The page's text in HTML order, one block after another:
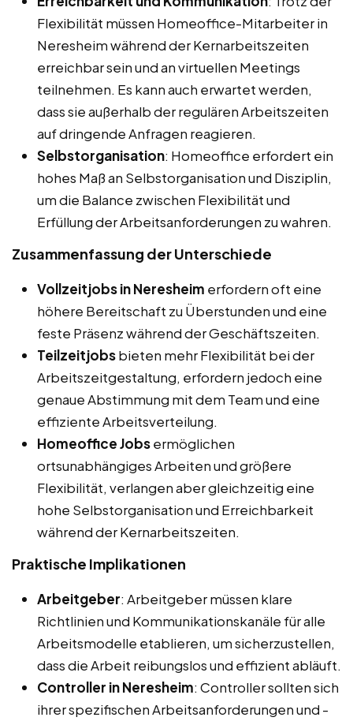
Flexibilität müssen Homeoffice-Mitarbeiter in
Neresheim während der Kernarbeitszeiten
erreichbar sein und an virtuellen Meetings
teilnehmen. Es kann auch erwartet werden,
dass sie außerhalb der regulären Arbeitszeiten
auf dringende Anfragen reagieren.
Selbstorganisation: Homeoffice erfordert ein
hohes Maß an Selbstorganisation und Disziplin,
um die Balance zwischen Flexibilität und
Erfüllung der Arbeitsanforderungen zu wahren.
Zusammenfassung der Unterschiede
Vollzeitjobs in Neresheim erfordern oft eine
höhere Bereitschaft zu Überstunden und eine
feste Präsenz während der Geschäftszeiten.
Teilzeitjobsbieten mehr Flexibilität bei der
Arbeitszeitgestaltung, erfordern jedoch eine
genaue Abstimmung mit dem Team und eine
effiziente Arbeitsverteilung.
Homeoffice Jobsermöglichen
ortsunabhängiges Arbeiten und größere
Flexibilität, verlangen aber gleichzeitig eine
hohe Selbstorganisation und Erreichbarkeit
während der Kernarbeitszeiten.
Praktische Implikationen
Arbeitgeber: Arbeitgeber müssen klare
Richtlinien und Kommunikationskanäle für alle
Arbeitsmodelle etablieren, um sicherzustellen,
dass die Arbeit reibungslos und effizient abläuft.
Controller in Neresheim: Controller sollten sich
ihrer spezifischen Arbeitsanforderungen und -